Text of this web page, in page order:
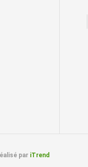
par iTrend